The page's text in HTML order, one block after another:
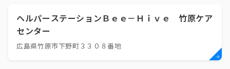
ヘルパーステーションＢｅｅ－Ｈｉｖｅ 竹原ケア
センター
広島県竹原市下野町３３０８番地